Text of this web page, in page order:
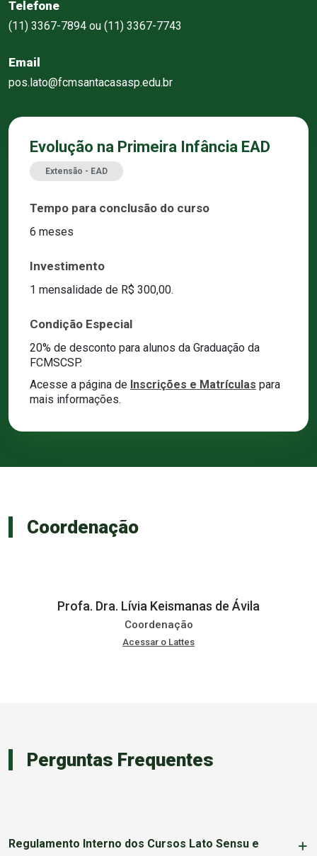
Telefone
(11) 3367-7894 ou (11) 3367-7743
Email
pos.lato@fcmsantacasasp.edu.br
Evolução na Primeira Infância EAD
Extensão - EAD
Tempo para conclusão do curso
6 meses
Investimento
1 mensalidade de R$ 300,00.
Condição Especial
20% de desconto para alunos da Graduação da
FCMSCSP.
Acesse a página de Inscrições e Matrículas para
mais informações.
Coordenação
Profa. Dra. Lívia Keismanas de Ávila
Coordenação
Acessar o Lattes
Perguntas Frequentes
Regulamento Interno dos Cursos Lato Sensu e